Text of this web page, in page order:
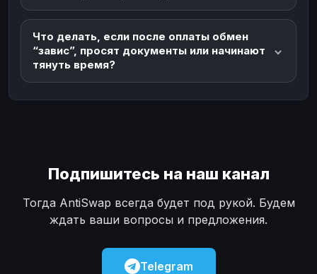
Что делать, если после оплаты обмен
“завис”, просят документы или начинают
тянуть время?
Подпишитесь на наш канал
Тогда AntiSwap всегда будет под рукой. Будем
ждать ваши вопросы и предложения.
Telegram